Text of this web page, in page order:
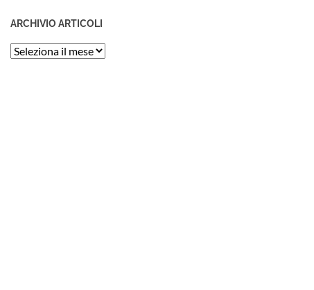
ARCHIVIO ARTICOLI
Archivio